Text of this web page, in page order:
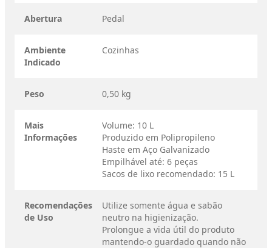
Abertura Pedal
Ambiente
Indicado
Cozinhas
Peso 0,50 kg
Mais
Informações
Volume: 10 L
Produzido em Polipropileno
Haste em Aço Galvanizado
Empilhável até: 6 peças
Sacos de lixo recomendado: 15 L
Recomendações
de Uso
Utilize somente água e sabão
neutro na higienização.
Prolongue a vida útil do produto
mantendo-o guardado quando não